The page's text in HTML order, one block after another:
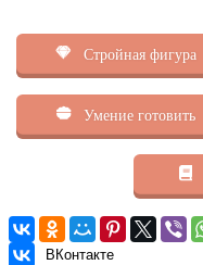
Стройная фигура
Умение готовить
ВКонтакте